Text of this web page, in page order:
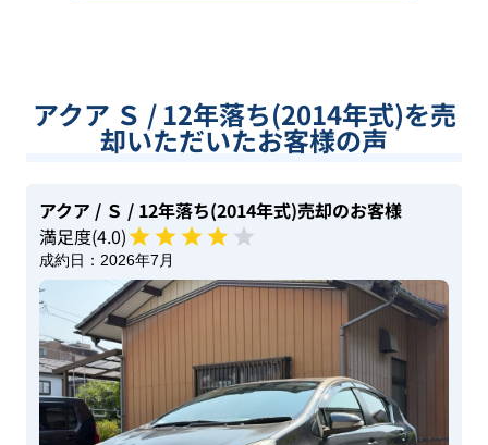
アクア Ｓ / 12年落ち(2014年式)を売
却いただいたお客様の声
アクア / Ｓ / 12年落ち(2014年式)売却のお客様
満足度(4.0)
成約日： 2026年7月